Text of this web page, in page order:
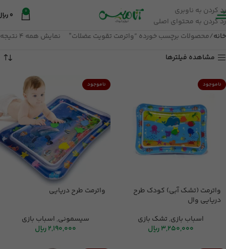
رد کردن به ناوبری
رد کردن به محتوای اصلی
0
0
خانه محصولات برچسب خورده “واترمت تقویت عضلات”
نمایش همه 4 نتیجه
مشاهده فیلترها
ناموجود
واترمت (تشک آبی) کودک طرح
دریایی وال
اسباب بازی, تشک بازی
3,250,000ریال
ناموجود
واترمت طرح دریایی
سیسمونی, اسباب بازی
2,190,000 ریال